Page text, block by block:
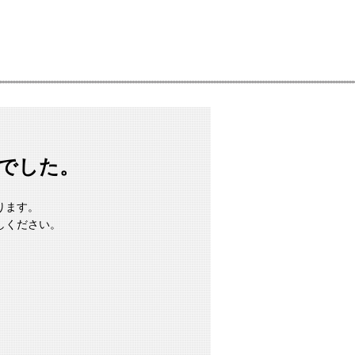
した。
す。
ださい。